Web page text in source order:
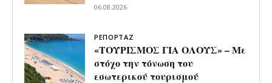
06.08.2026
ΡΕΠΟΡΤΑΖ
«ΤΟΥΡΙΣΜΟΣ ΓΙΑ ΟΛΟΥΣ» – Με
στόχο την τόνωση του
εσωτερικού τουρισμού